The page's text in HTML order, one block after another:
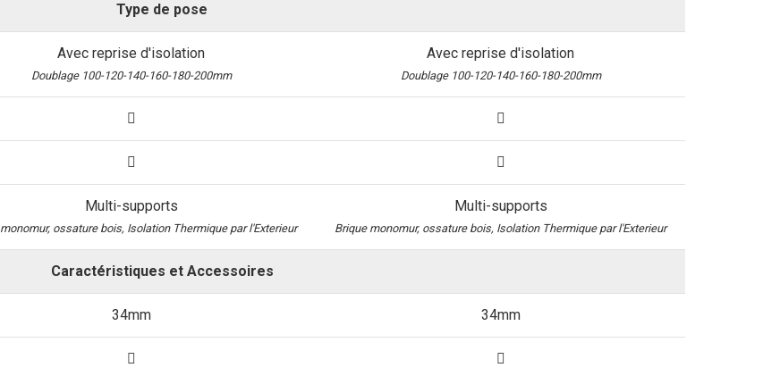
Type de pose
Avec reprise d'isolation
Doublage 100-120-140-160-180-200mm
Avec reprise d'isolation
Doublage 100-120-140-160-180-200mm
Multi-supports
ossature bois, Isolation Thermique par l'Exterieur
Multi-supports
Brique monomur, ossature bois, Isolation Thermique par l'Exterieur
Caractéristiques et Accessoires
34mm 34mm